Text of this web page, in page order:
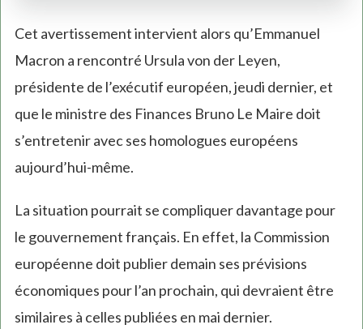
Cet avertissement intervient alors qu’Emmanuel
Macron a rencontré Ursula von der Leyen,
présidente de l’exécutif européen, jeudi dernier, et
que le ministre des Finances Bruno Le Maire doit
s’entretenir avec ses homologues européens
aujourd’hui-même.
La situation pourrait se compliquer davantage pour
le gouvernement français. En effet, la Commission
européenne doit publier demain ses prévisions
économiques pour l’an prochain, qui devraient être
similaires à celles publiées en mai dernier.